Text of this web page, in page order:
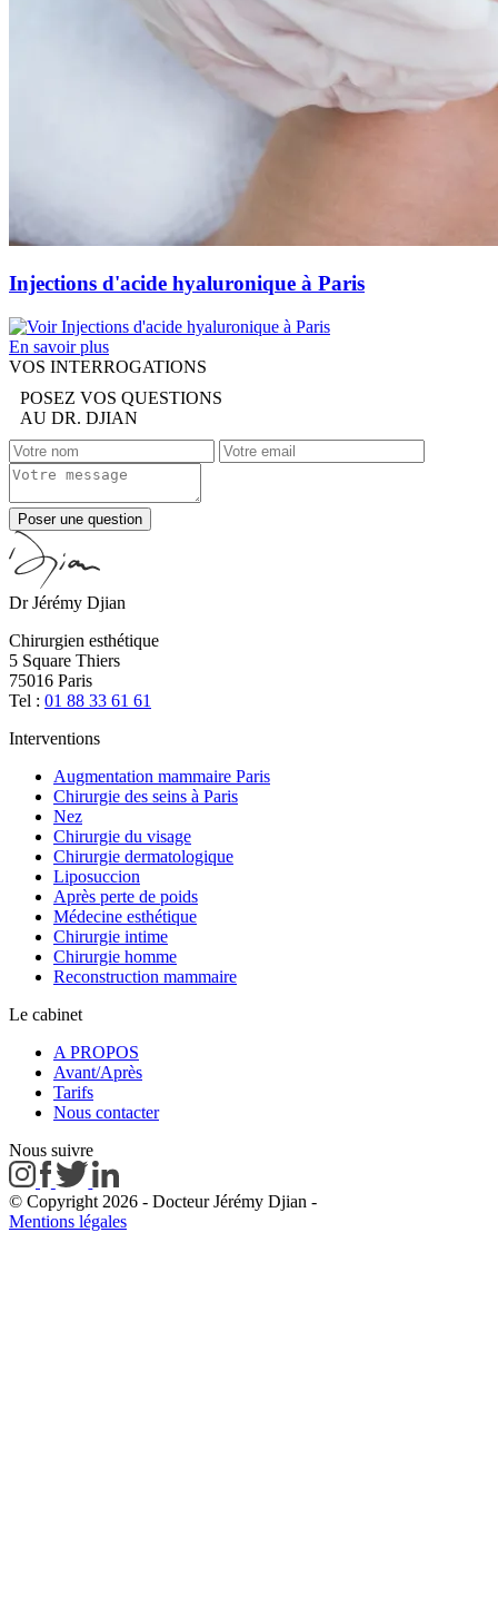
Injections d'acide hyaluronique à Paris
En savoir plus
VOS INTERROGATIONS
POSEZ VOS QUESTIONS
AU DR. DJIAN
Poser une question
Dr Jérémy Djian
Chirurgien esthétique
5 Square Thiers
75016 Paris
Tel : 01 88 33 61 61
Interventions
Augmentation mammaire Paris
Chirurgie des seins à Paris
Nez
Chirurgie du visage
Chirurgie dermatologique
Liposuccion
Après perte de poids
Médecine esthétique
Chirurgie intime
Chirurgie homme
Reconstruction mammaire
Le cabinet
A PROPOS
Avant/Après
Tarifs
Nous contacter
Nous suivre
© Copyright 2026 - Docteur Jérémy Djian -
Mentions légales